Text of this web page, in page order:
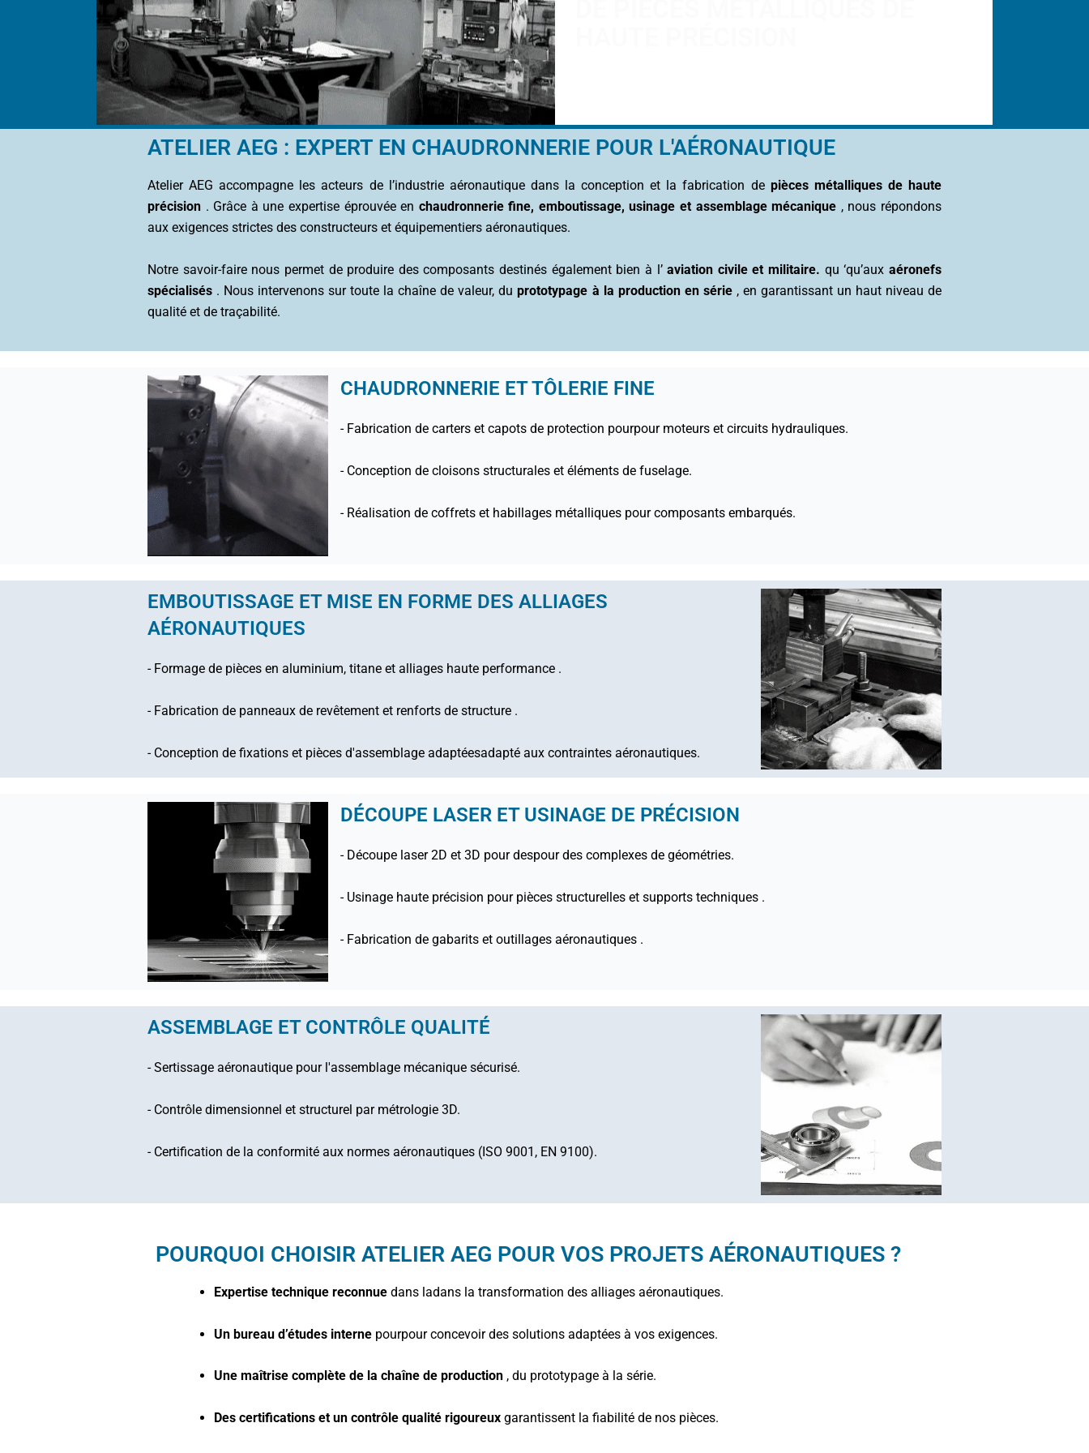
ATELIER AEG : EXPERT EN CHAUDRONNERIE POUR L'AÉRONAUTIQUE
Atelier AEG accompagne les acteurs de l’industrie aéronautique dans la conception et la fabrication de pièces métalliques de haute
précision . Grâce à une expertise éprouvée en chaudronnerie fine, emboutissage, usinage et assemblage mécanique , nous répondons
aux exigences strictes des constructeurs et équipementiers aéronautiques.
Notre savoir-faire nous permet de produire des composants destinés également bien à l’aviation civile et militaire. qu‘qu’auxaéronefs
spécialisés . Nous intervenons sur toute la chaîne de valeur, duprototypage à la production en série, en garantissant un haut niveau de
qualité et de traçabilité.
CHAUDRONNERIE ET TÔLERIE FINE
- Fabrication de carters et capots de protection pourpour moteurs et circuits hydrauliques.
- Conception de cloisons structurales et éléments de fuselage.
- Réalisation de coffrets et habillages métalliques pour composants embarqués.
EMBOUTISSAGE ET MISE EN FORME DES ALLIAGES
AÉRONAUTIQUES
- Formage de pièces en aluminium, titane et alliages haute performance .
- Fabrication de panneaux de revêtement et renforts de structure .
- Conception de fixations et pièces d'assemblage adaptéesadapté aux contraintes aéronautiques.
DÉCOUPE LASER ET USINAGE DE PRÉCISION
- Découpe laser 2D et 3D pour despour des complexes de géométries.
- Usinage haute précision pour pièces structurelles et supports techniques .
- Fabrication de gabarits et outillages aéronautiques .
ASSEMBLAGE ET CONTRÔLE QUALITÉ
- Sertissage aéronautique pour l'assemblage mécanique sécurisé.
- Contrôle dimensionnel et structurel par métrologie 3D.
- Certification de la conformité aux normes aéronautiques (ISO 9001, EN 9100).
POURQUOI CHOISIR ATELIER AEG POUR VOS PROJETS AÉRONAUTIQUES ?
Expertise technique reconnue dans ladans la transformation des alliages aéronautiques.
Un bureau d’études interne pourpour concevoir des solutions adaptées à vos exigences.
Une maîtrise complète de la chaîne de production , du prototypage à la série.
Des certifications et un contrôle qualité rigoureux garantissent la fiabilité de nos pièces.